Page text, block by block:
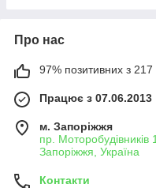
Про нас
97% позитивних з 217
Працює з 07.06.2013
м. Запоріжжя
пр. Моторобудівників
Запоріжжя, Україна
Контакти